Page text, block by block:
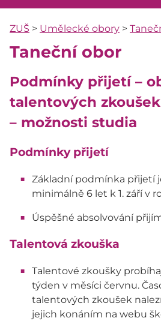
ZUŠ > Umělecké obory >
Taneční obor
Podmínky přijetí –
talentových
– možnosti studia
Podmínky přijetí
Základní podmínka přijetí
minimálně 6 let k 1. září v
Úspěšné absolvování
Talentová zkouška
Talentové zkoušky
týden v měsíci červnu.
talentových zkoušek
jejich konáním na webu